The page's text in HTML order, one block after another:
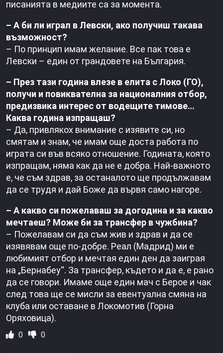
писанията в медиите са за момента.
– А би ли играл в Левски, ако получиш такава
възможност?
– По принцип имам желание. Все пак това е
Левски – един от грандовете на България.
– През тази година влезе в елита с Локо (ГО),
получи и повиквателна за националния отбор,
предизвика интерес от водещите тимове…
Каква година изпращаш?
– Да, привлякох внимание с изявите си, но
смятам и знам, че имам още доста работа по
играта си във всяко отношение. Годината, която
изпращам, няма как да не е добра. Най-важното
е, че съм здрав, за останалото ще продължавам
да се трудя и дай Боже да вървя само нагоре.
– А какво си пожелаваш за догодина и за какво
мечтаеш? Може би за трансфер в чужбина?
– Пожелавам си да съм жив и здрав и да се
изявявам още по-добре. Реал (Мадрид) ми е
любимият отбор и мечтая един ден да заиграя
на „Бернабеу“. За трансфер, където и да е, е рано
да се говори. Имаме още един мач с Берое и чак
след това ще се мисли за евентуална смяна на
клуба или оставане в Локомотив (Горна
Оряховица).
0 0